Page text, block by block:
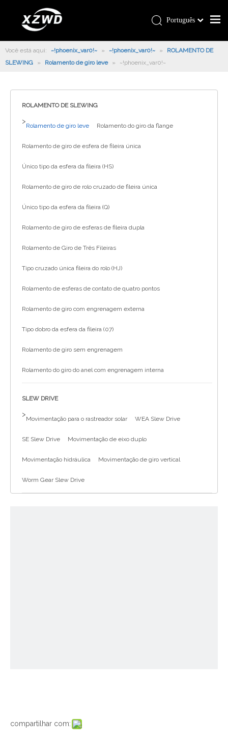
Português
Você está aqui: ~!phoenix_var0!~ » ~!phoenix_var0!~ »
ROLAMENTO DE
SLEWING
» Rolamento de giro leve » ~!phoenix_var0!~
ROLAMENTO DE SLEWING
>
Rolamento de giro leve Rolamento do giro da flange
Rolamento de giro de esfera de fileira única
Único tipo da esfera da fileira (HS)
Rolamento de giro de rolo cruzado de fileira única
Único tipo da esfera da fileira (Q)
Rolamento de giro de esferas de fileira dupla
Rolamento de Giro de Três Fileiras
Tipo cruzado única fileira do rolo (HJ)
Rolamento de esferas de contato de quatro pontos
Rolamento de giro com engrenagem externa
Tipo dobro da esfera da fileira (07)
Rolamento de giro sem engrenagem
Rolamento do giro do anel com engrenagem interna
SLEW DRIVE
>
Movimentação para o rastreador solar WEA Slew Drive
SE Slew Drive Movimentação de eixo duplo
Movimentação hidráulica Movimentação de giro vertical
Worm Gear Slew Drive
compartilhar com: